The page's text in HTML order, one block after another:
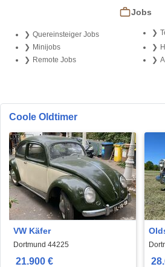
Jobs
Quereinsteiger Jobs
Minijobs
Remote Jobs
Coole Oldtimer
VW Käfer
Dortmund 44225
21.900 €